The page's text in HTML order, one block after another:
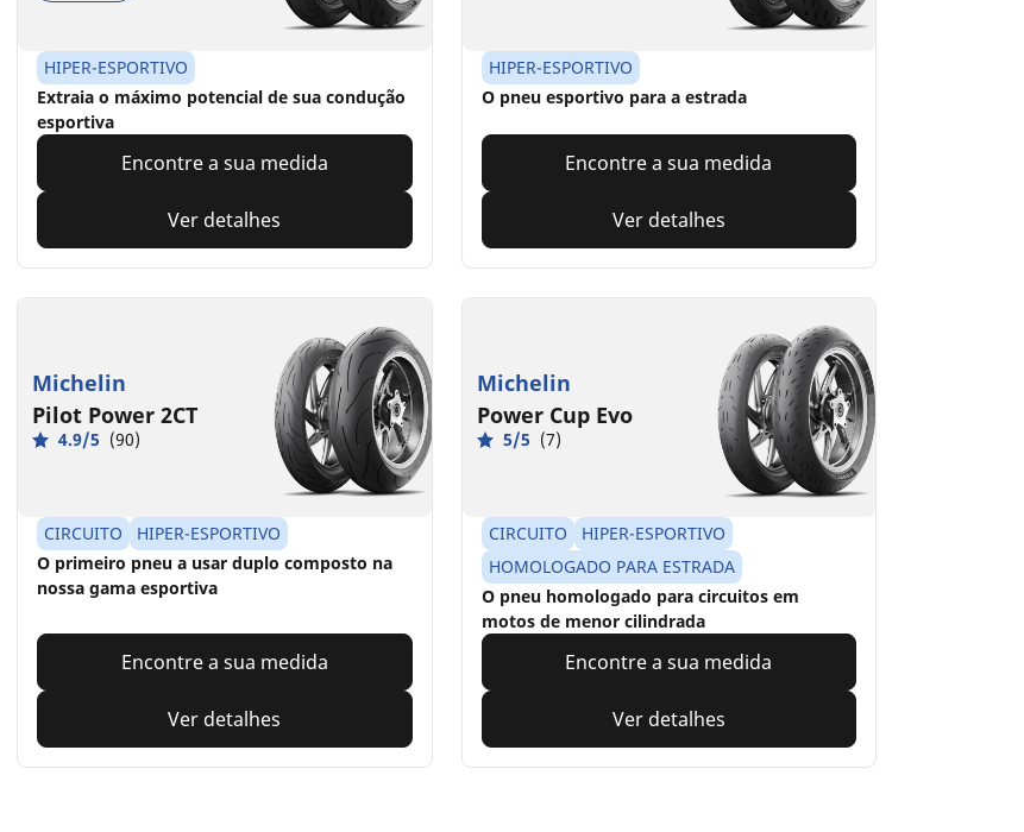
HIPER-ESPORTIVO
Extraia o máximo potencial de sua condução
esportiva
Encontre a sua medida
Ver detalhes
HIPER-ESPORTIVO
O pneu esportivo para a estrada
Encontre a sua medida
Ver detalhes
Michelin
Pilot Power 2CT
4.9/5 (90)
CIRCUITO
HIPER-ESPORTIVO
O primeiro pneu a usar duplo composto na
nossa gama esportiva
Encontre a sua medida
Ver detalhes
Michelin
Power Cup Evo
5/5 (7)
CIRCUITO
HIPER-ESPORTIVO
HOMOLOGADO PARA ESTRADA
O pneu homologado para circuitos em
motos de menor cilindrada
Encontre a sua medida
Ver detalhes